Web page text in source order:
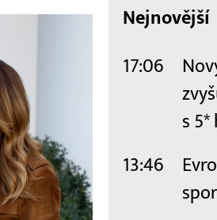
Nejnovější
17:06
s 5*
13:46